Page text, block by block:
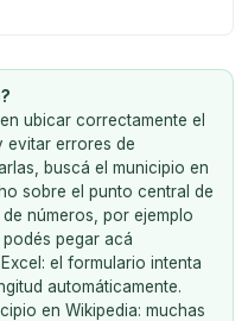
ubicar correctamente el
evitar errores de
buscá el municipio en
sobre el punto central de
números, por ejemplo
podés pegar acá
el formulario intenta
automáticamente.
en Wikipedia: muchas